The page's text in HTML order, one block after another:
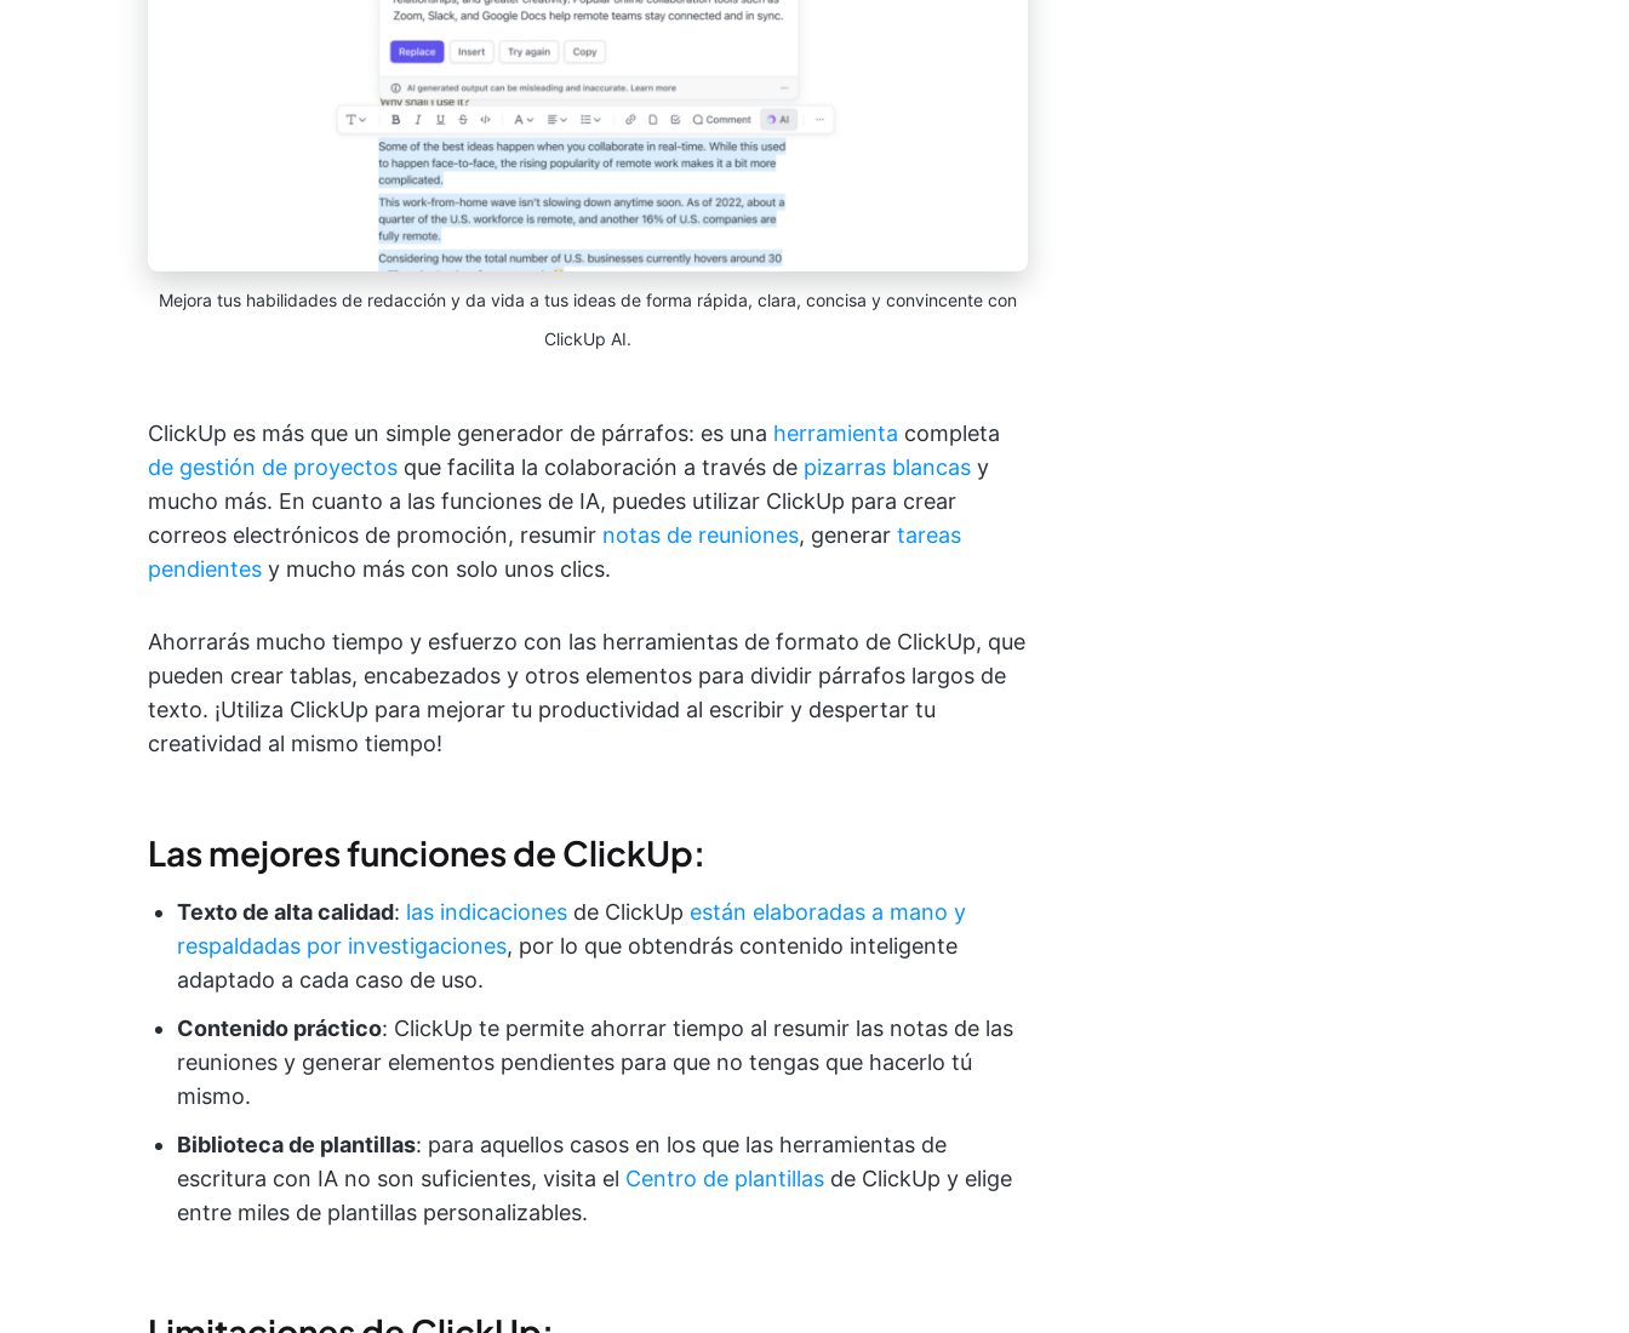
Mejora tus habilidades de redacción y da vida a tus ideas de forma rápida, clara, concisa y convincente con
ClickUp AI.
ClickUp es más que un simple generador de párrafos: es una herramienta completa
de gestión de proyectos que facilita la colaboración a través de pizarras blancas y
mucho más. En cuanto a las funciones de IA, puedes utilizar ClickUp para crear
correos electrónicos de promoción, resumir notas de reuniones, generar tareas
pendientes y mucho más con solo unos clics.
Ahorrarás mucho tiempo y esfuerzo con las herramientas de formato de ClickUp, que
pueden crear tablas, encabezados y otros elementos para dividir párrafos largos de
texto. ¡Utiliza ClickUp para mejorar tu productividad al escribir y despertar tu
creatividad al mismo tiempo!
Las mejores funciones de ClickUp:
Texto de alta calidad: las indicaciones de ClickUp están elaboradas a mano y
respaldadas por investigaciones, por lo que obtendrás contenido inteligente
adaptado a cada caso de uso.
Contenido práctico: ClickUp te permite ahorrar tiempo al resumir las notas de las
reuniones y generar elementos pendientes para que no tengas que hacerlo tú
mismo.
Biblioteca de plantillas: para aquellos casos en los que las herramientas de
escritura con IA no son suficientes, visita el Centro de plantillas de ClickUp y elige
entre miles de plantillas personalizables.